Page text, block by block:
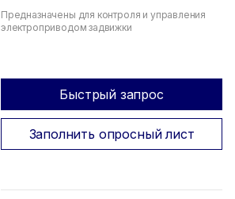
Предназначены для контроля и управления
электроприводом задвижки
Быстрый запрос
Заполнить опросный лист